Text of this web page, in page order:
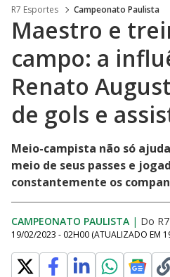
R7 Esportes Campeonato Paulista
Maestro e
campo: a
Renato
de gols e
Meio-campista não só
meio de seus passes e
constantemente os
CAMPEONATO PAULISTA | Do R7
19/02/2023 - 02H00 (ATUALIZADO EM